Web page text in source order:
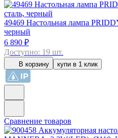
49469 Настольная лампа
черный
6 890 ₽
Доступно: 19 шт.
В корзину купи в 1 клик
Сравнение товаров